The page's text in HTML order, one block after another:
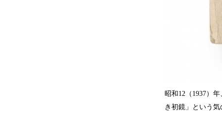
昭和12（1937）
き初鏡」という